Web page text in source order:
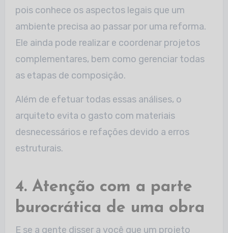
pois conhece os aspectos legais que um
ambiente precisa ao passar por uma reforma.
Ele ainda pode realizar e coordenar projetos
complementares, bem como gerenciar todas
as etapas de composição.
Além de efetuar todas essas análises, o
arquiteto evita o gasto com materiais
desnecessários e refações devido a erros
estruturais.
4. Atenção com a parte
burocrática de uma obra
E se a gente disser a você que um projeto